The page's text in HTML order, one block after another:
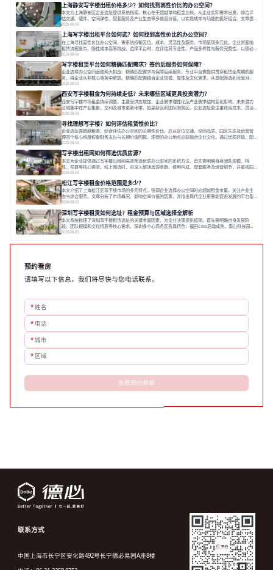
上海静安写字楼出租价格多少？如何找到高性价比的办公空间？
本文为上海静安区企业选址提供系统指南。核心在于超越单纯租金比较，从企业实际需求出发，综合评
估交通、硬件、空间弹性、配套服务及产业生态等多维度价值，以实现成本与功能的挺好组合。文章提
出打破固定工位思维，采用精装灵活空间与共享配套以提升性价比，并通过不同规模企业的实际案例加
以说明。之后指出，专业运营服务商提供的稳定环境、社群活动与产业集聚等增值服务，是很大化空间
价值、助力企业成长的关键。对于许多在
2026-08-04
上海写字楼出租平台如何选？如何找到高性价比的办公空间？
在上海寻找高性价比办公空间，需系统权衡区位、成本、灵活性及服务。市场呈现多元化，企业常面临
租赁流程复杂、隐性成本高等挑战。选择平台时，应评估其专业性、产品多样性与服务完整性。以德必
为例，其提供从空间到生态的解决方案，通过特色园区、灵活产品和丰富配套，满足不同企业需求。企
业应明确自身需求，实地考察，选择能支持长期发展、提升竞争力的办公空间。在上海寻找合适的办公
空间，对于企业行政负责人、中小企业主
2026-08-04
写字楼租赁平台如何精确匹配需求？签约后服务如何保障？
企业选择办公空间面临两大挑战：精确匹配需求与保障后续服务。专业平台需提供贯穿租赁全周期的服
务，将企业从非核心事务中解放。精确匹配需结合企业规模、属性及文化需求，从基础筛选到深度对
接；签约后则需构建覆盖硬件运维、共享配套及专业物业的全周期保障体系。德必集团通过标准化服务
与个性化运营结合，以全国布局和产业生态圈为企业提供稳定支持，体现了从信息撮合到深度服务的能
力转变。在为企业寻找办公空间的过程中，
2026-08-04
西安写字楼租金为何持续走低？未来哪些区域更具投资潜力？
西安写字楼市场租金持续调整，主要受供应增加、企业需求理性化及产业需求结构变化影响。未来潜力
区域集中在产业集聚、交利及城市更新地带，如高新区和国际港务区。企业选址更注重综合成本、灵活
性与员工体验，倾向于提供全包式服务的办公空间。专业运营方通过空间优化与社群服务，助力企业成
长，推动市场向多元化、高性价比方向发展。近年来，西安写字楼市场呈现出租金持续调整的态势，这
一现象引发了的广泛关注。作为西部重要
2026-08-04
寻找理想写字楼？如何评估租赁性价比？
企业选址需超越租金，综合评估办公空间的长期性价比。应从区位交通、空间品质、园区生态及运营管
理四个核心维度权衡财务支出与长期价值回报。理想的办公地点应能融合企业文化，通过优质环境、配
套服务及社群资源赋能业务增长，实现成本与价值的平衡。对于许多正在成长或寻求稳定发展的企业而
言，寻找一处合适的办公空间是一项至关重要的决策。这不仅关系到团队的日常工作效率与协作氛围，
更直接影响着企业的品牌形象、运营成本
2026-08-04
写字楼出租网如何筛选优质房源？
本文为企业提供通过写字楼出租网高效筛选优质办公空间的系统方法。首先需明确自身团队规模、特
性、预算等核心需求。线上筛选时，应深入解读房源参数、费用构成、配套服务及运营细节，并重视园
区产业生态与交通区位价值。同时，需考察运营方的品牌背景与持续服务能力。完成线上初选后，必须
进行线下实地验证，核对空间实景、测试设施、感受园区氛围并确认合同条款，从而做出精确决策。在
数字化时代，写字楼出租网已成为企业寻找
2026-08-04
松江写字楼租金价格范围是多少？
本文介绍了上海松江区写字楼市场的多元特点，强调企业选择办公空间时应超越租金考量，关注产业生
态与综合服务。文章分析了市场概况、影响空间价值的因素，并指出现代企业更需能促进发展的平台型
空间。之后，以德必集团为例，说明运营方如何通过构建服务生态助力企业成长，建议企业系统评估需
求与长期价值，选择匹配的发展载体。对于许多寻求在上海松江区设立或扩展办公空间的企业而言，了
解该区域的写字楼市场概况是决策的首先
2026-08-03
深圳写字楼租赁如何选址？租金预算与区域选择全解析
本文系统梳理了深圳写字楼租赁选址的关键考量因素，为企业决策提供框架。首先需明确自身发展阶
段、团队规模和文化特质等核心需求。深圳多中心商务区各具特色：福田CBD高端成熟，南山科技园创
新活力强，前海具政策优势。除传统写字楼外，创意产业园注重生态与社群，适合文创、科技类企业。
款。选址是综合性战略决策，旨在让办公
2026-08-03
预约看房
请填写以下信息，我们将尽快与您电话联系。
*姓名
* 电话
*城市
* 区域
免费预约参观
联系方式
中国上海市长宁区安化路492号长宁德必易园A座8楼